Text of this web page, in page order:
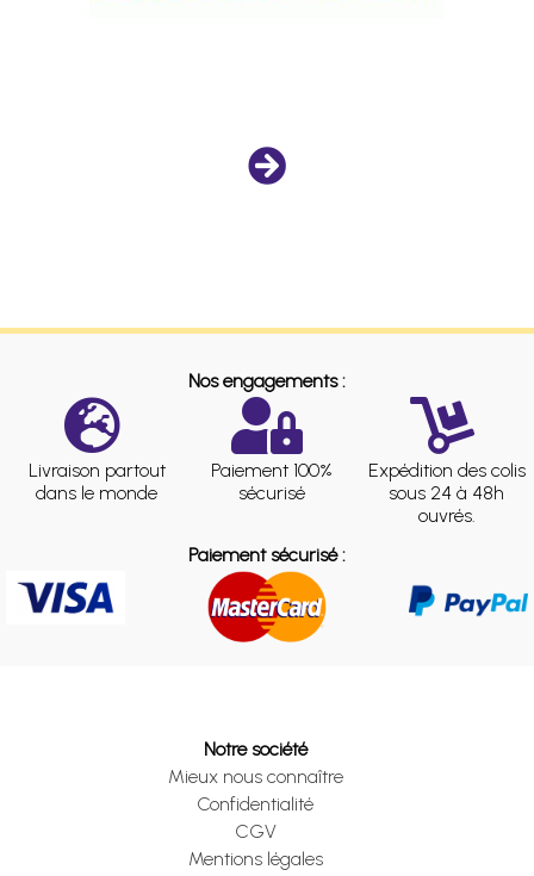
Nos engagements :
Livraison partout
dans le monde
Paiement 100%
sécurisé
Expédition des colis
sous 24 à 48h
ouvrés.
Paiement sécurisé :
Notre société
Mieux nous connaître
Confidentialité
CGV
Mentions légales